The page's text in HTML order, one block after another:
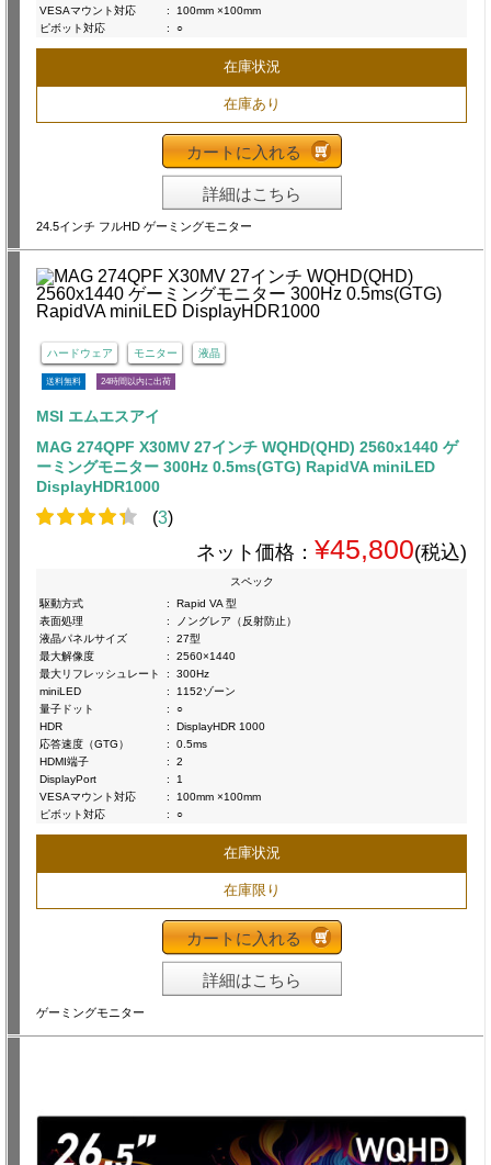
VESAマウント対応
:
100mm ×100mm
ピボット対応
: ○
在庫状況
在庫あり
カートに入れる
詳細はこちら
24.5インチ フルHD ゲーミングモニター
ハードウェア モニター 液晶
送料無料 24時間以内に出荷
MSI エムエスアイ
MAG 274QPF X30MV 27インチ WQHD(QHD) 2560x1440 ゲ
ーミングモニター 300Hz 0.5ms(GTG) RapidVA miniLED
DisplayHDR1000
(3)
ネット価格： ¥45,800(税込)
スペック
駆動方式
:
Rapid VA 型
表面処理
:
ノングレア（反射防止）
液晶パネルサイズ
:
27型
最大解像度
:
2560×1440
最大リフレッシュレート
:
300Hz
miniLED
:
1152ゾーン
量子ドット
:
○
HDR
:
DisplayHDR 1000
応答速度（GTG）
:
0.5ms
HDMI端子
:
2
DisplayPort
:
1
VESAマウント対応
:
100mm ×100mm
ピボット対応
: ○
在庫状況
在庫限り
カートに入れる
詳細はこちら
ゲーミングモニター